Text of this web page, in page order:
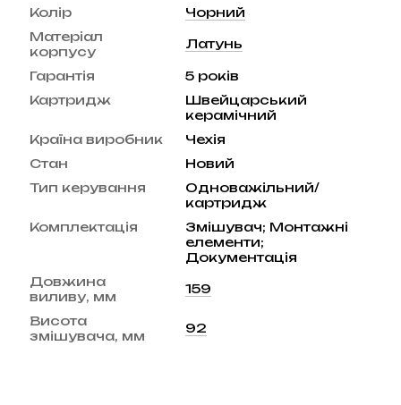
Колір
Чорний
Матеріал
корпусу
Латунь
Гарантія
5 років
Картридж
Швейцарський
керамічний
Країна виробник
Чехія
Стан
Новий
Тип керування
Одноважільний/
картридж
Комплектація
Змішувач; Монтажні
елементи;
Документація
Довжина
виливу, мм
159
Висота
змішувача, мм
92